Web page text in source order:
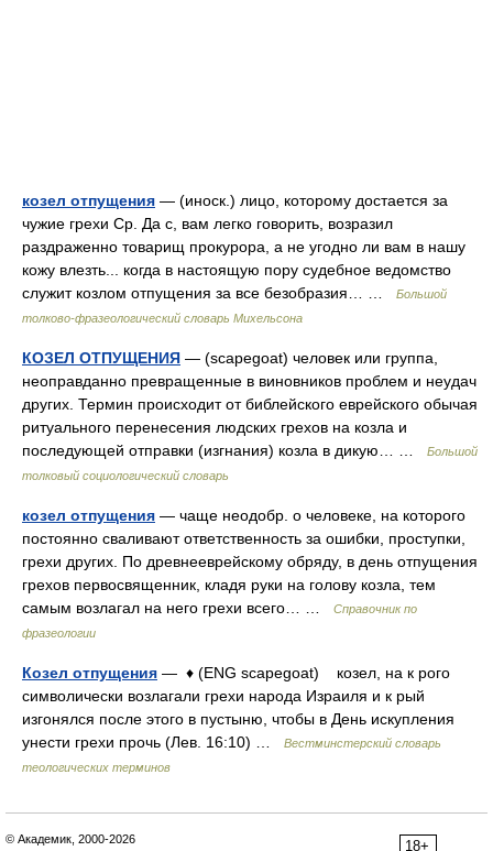
козел отпущения — (иноск.) лицо, которому достается за
чужие грехи Ср. Да с, вам легко говорить, возразил
раздраженно товарищ прокурора, а не угодно ли вам в нашу
кожу влезть... когда в настоящую пору судебное ведомство
служит козлом отпущения за все безобразия… …
Большой
толково-фразеологический словарь Михельсона
КОЗЕЛ ОТПУЩЕНИЯ — (scapegoat) человек или группа,
неоправданно превращенные в виновников проблем и неудач
других. Термин происходит от библейского еврейского обычая
ритуального перенесения людских грехов на козла и
последующей отправки (изгнания) козла в дикую… …
Большой
толковый социологический словарь
козел отпущения — чаще неодобр. о человеке, на которого
постоянно сваливают ответственность за ошибки, проступки,
грехи других. По древнееврейскому обряду, в день отпущения
грехов первосвященник, кладя руки на голову козла, тем
самым возлагал на него грехи всего… …
Справочник по
фразеологии
Козел отпущения — ♦ (ENG scapegoat) козел, на к рого
символически возлагали грехи народа Израиля и к рый
изгонялся после этого в пустыню, чтобы в День искупления
унести грехи прочь (Лев. 16:10) …
Вестминстерский словарь
теологических терминов
18+
© Академик, 2000-2026